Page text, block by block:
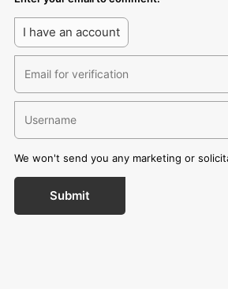
I have an account
We won't send you any marketing or
Submit